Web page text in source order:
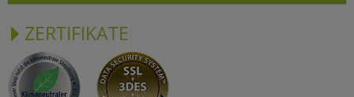
ZERTIFIKATE